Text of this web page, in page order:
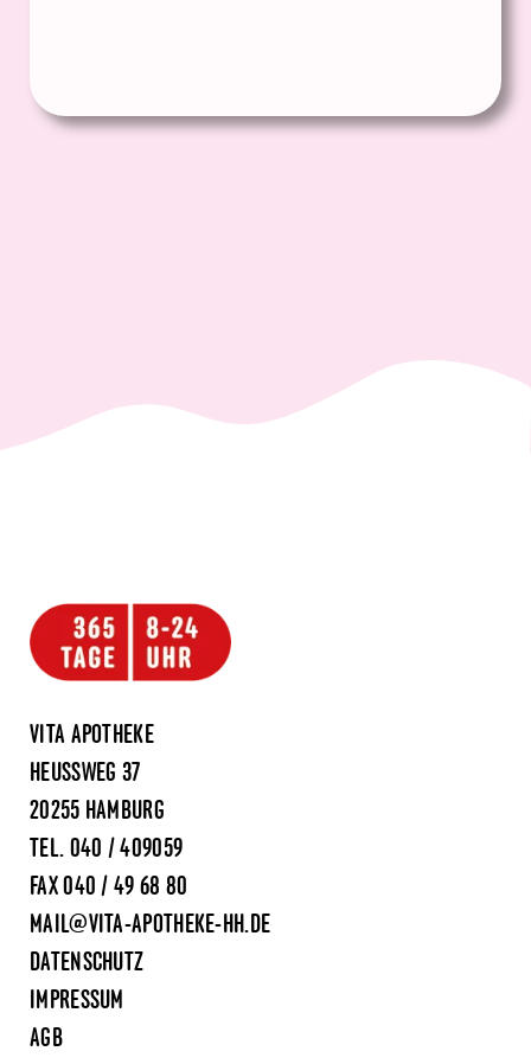
VITA APOTHEKE
HEUSSWEG 37
20255 HAMBURG
TEL. 040 / 409059
FAX 040 / 49 68 80
MAIL@VITA-APOTHEKE-HH.DE
DATENSCHUTZ
IMPRESSUM
AGB